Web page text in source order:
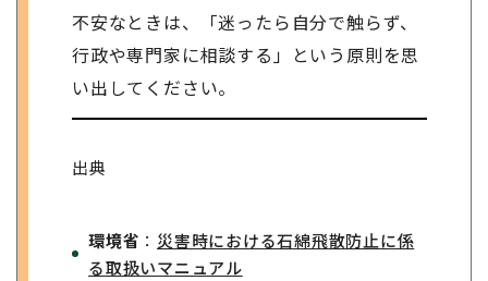
不安なときは、「迷ったら自分で触らず、
行政や専門家に相談する」という原則を思
い出してください。
出典
環境省 ： 災害時における石綿飛散防止に係
る取扱いマニュアル